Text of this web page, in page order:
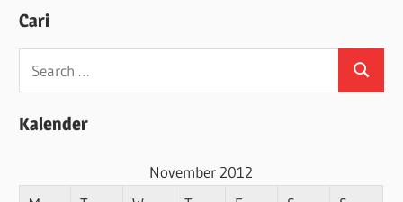
Cari
Search
Kalender
November 2012